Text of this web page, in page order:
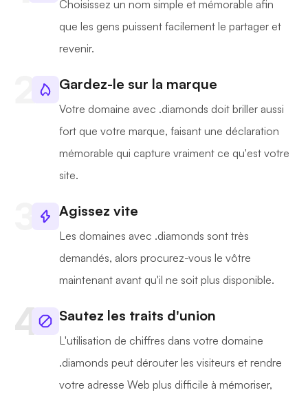
Choisissez un nom simple et mémorable afin
que les gens puissent facilement le partager et
revenir.
Gardez-le sur la marque
Votre domaine avec .diamonds doit briller aussi
fort que votre marque, faisant une déclaration
mémorable qui capture vraiment ce qu'est votre
site.
Agissez vite
Les domaines avec .diamonds sont très
demandés, alors procurez-vous le vôtre
maintenant avant qu'il ne soit plus disponible.
Sautez les traits d'union
L'utilisation de chiffres dans votre domaine
.diamonds peut dérouter les visiteurs et rendre
votre adresse Web plus difficile à mémoriser,